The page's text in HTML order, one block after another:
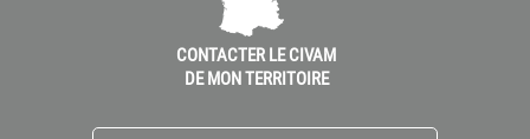
CONTACTER LE CIVAM
DE MON TERRITOIRE